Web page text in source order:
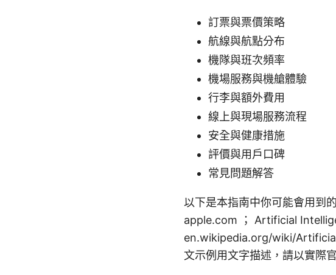
訂票與票價策略
航線與航點分布
機隊與班次頻率
機場服務與機艙體驗
行李與額外費用
線上與現場服務流程
安全與健康措施
評價與用戶口碑
常見問題解答
以下是本指南中你可能會用到
apple.com ； Artificial
en.wikipedia.org/wiki/
文示例用文字描述，請以實際